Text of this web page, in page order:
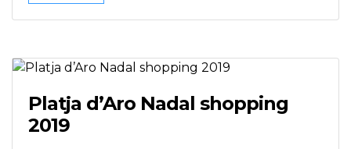
Platja d’Aro Nadal shopping
2019